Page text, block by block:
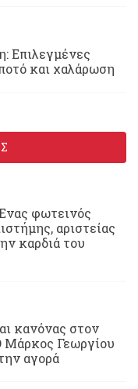
Επιλεγμένες
και χαλάρωση
φωτεινός
αριστείας
καρδιά του
κανόνας στον
Μάρκος Γεωργίου
αγορά